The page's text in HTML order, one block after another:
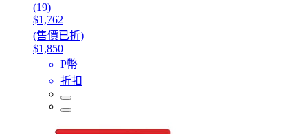
(19)
$1,762
(售價已折)
$1,850
P幣
折扣